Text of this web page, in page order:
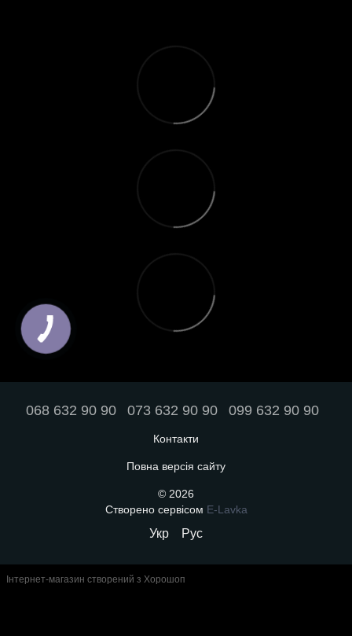
068 632 90 90 073 632 90 90 099 632 90 90
Контакти
Повна версія сайту
© 2026
Створено сервісом E-Lavka
Укр Рус
Інтернет-магазин створений з Хорошоп